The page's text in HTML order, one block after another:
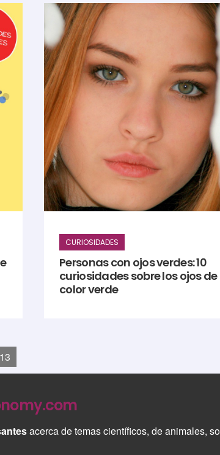
CURIOSIDADES
Personas con ojos verdes: 10
curiosidades sobre los ojos de
color verde
13
acerca de temas científicos, de animales,